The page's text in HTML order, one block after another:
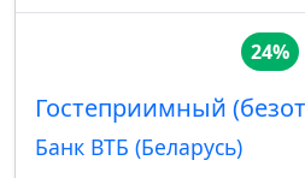
24%
Гостеприимный
Банк ВТБ (Беларусь)